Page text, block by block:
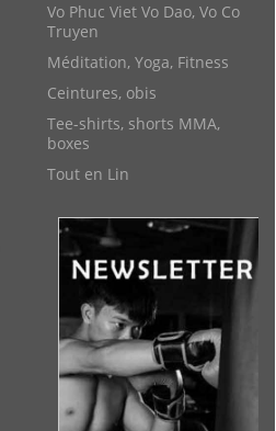
Vo Phuc Viet Vo Dao, Vo Co
Truyen
Méditation, Yoga, Fitness
Ceintures, obis
Tee-shirts, shorts MMA,
boxes
Tout en Lin